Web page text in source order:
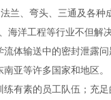
、弯头、三通及各种
洋工程等行业不但解
体输送中的密封泄露
南亚等许多国家和地区
素的员工队伍；充足